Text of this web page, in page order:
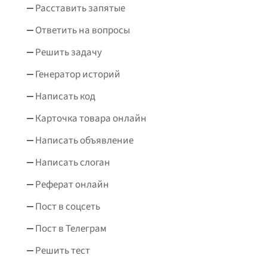
Расставить запятые
Ответить на вопросы
Решить задачу
Генератор историй
Написать код
Карточка товара онлайн
Написать объявление
Написать слоган
Реферат онлайн
Пост в соцсеть
Пост в Телеграм
Решить тест